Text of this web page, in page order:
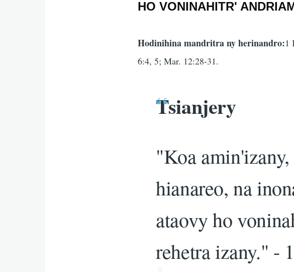
HO VONINAHITR'
Hodinihina mandritra ny herinandro:1
6:4, 5; Mar. 12:28-31.
Tsianjery
"Koa
hianareo, na
ataovy ho
rehetra izany." -